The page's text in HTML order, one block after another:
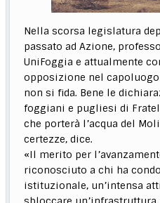
Nella scorsa legislatura
passato ad Azione,
UniFoggia e attualmente
opposizione nel
non si fida. Bene le
foggiani e pugliesi di
che porterà l’acqua del
certezze, dice.
«Il merito per
riconosciuto a chi ha
istituzionale, un’intensa